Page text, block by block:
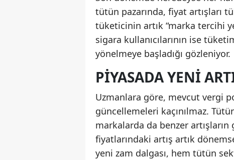
tütün pazarında, fiyat artışları
tüketicinin artık “marka tercihi
sigara kullanıcılarının ise
yönelmeye başladığı gözleniyor.
PIYASADA YENI
Uzmanlara göre, mevcut vergi
güncellemeleri kaçınılmaz.
markalarda da benzer
fiyatlarındaki artış artık
yeni zam dalgası, hem tütün